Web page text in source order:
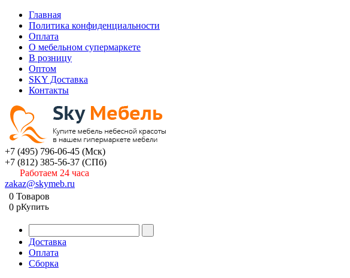
Главная
Политика конфиденциальности
Оплата
О мебельном супермаркете
В розницу
Оптом
SKY Доставка
Контакты
+7 (495) 796-06-45 (Мск)
+7 (812) 385-56-37 (СПб)
Работаем 24 часа
zakaz@skymeb.ru
0 Товаров
0 pКупить
Доставка
Оплата
Сборка